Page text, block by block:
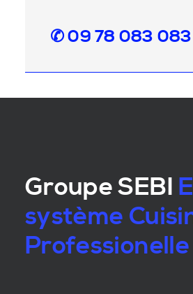
✆ 09 78 083 083
Groupe SEBI
système
Professionelle